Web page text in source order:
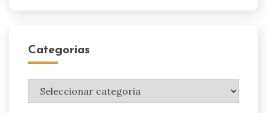
Categorias
Categorias